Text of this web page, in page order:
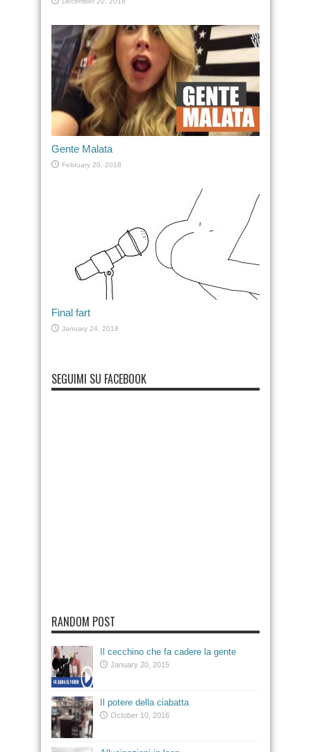
Gente Malata
February 20, 2018
Final fart
January 24, 2018
SEGUIMI SU FACEBOOK
RANDOM POST
Il cecchino che fa cadere la gente
January 20, 2015
Il potere della ciabatta
October 10, 2016